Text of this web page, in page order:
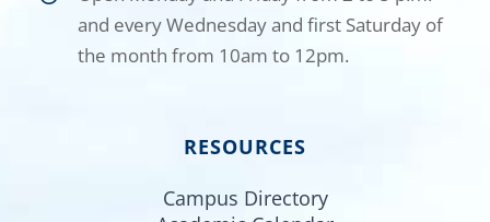
and every Wednesday and first Saturday of
the month from 10am to 12pm.
RESOURCES
Campus Directory